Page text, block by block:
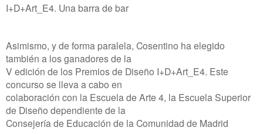
I+D+Art_E4. Una barra de bar
Asimismo, y de forma paralela, Cosentino ha elegido
también a los ganadores de la
V edición de los Premios de Diseño I+D+Art_E4. Este
concurso se lleva a cabo en
colaboración con la Escuela de Arte 4, la Escuela Superior
de Diseño dependiente de la
Consejería de Educación de la Comunidad de Madrid